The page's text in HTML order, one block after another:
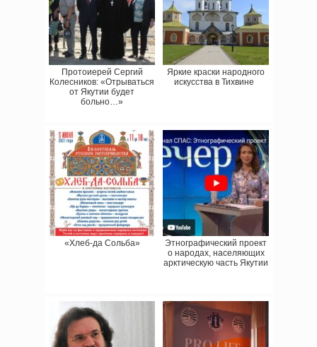
Протоиерей Сергий
Колесников: «Отрываться
от Якутии будет
больно…»
Яркие краски народного
искусства в Тихвине
«Хлеб-да Сольба»
Этнографический проект
о народах, населяющих
арктическую часть Якутии